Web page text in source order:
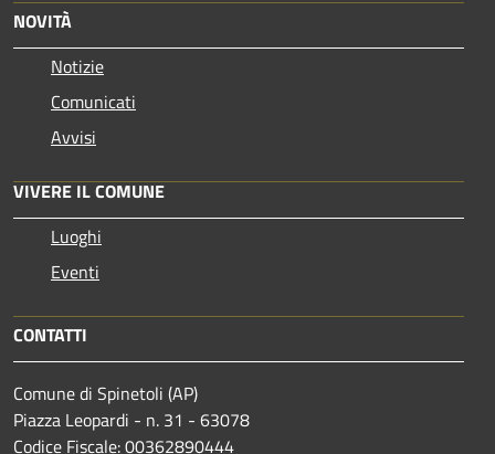
NOVITÀ
Notizie
Comunicati
Avvisi
VIVERE IL COMUNE
Luoghi
Eventi
CONTATTI
Comune di Spinetoli (AP)
Piazza Leopardi - n. 31 - 63078
Codice Fiscale: 00362890444